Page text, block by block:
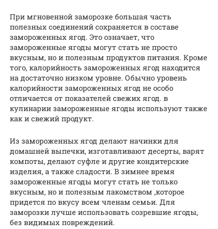
При мгновенной заморозке большая часть
полезных соединений сохраняется в составе
замороженных ягод. Это означает, что
замороженные ягоды могут стать не просто
вкусным, но и полезным продуктов питания. Кроме
того, калорийность замороженных ягод находится
на достаточно низком уровне. Обычно уровень
калорийности замороженных ягод не особо
отличается от показателей свежих ягод. в
кулинарии замороженные ягоды используют также
как и свежий продукт.
Из замороженных ягод делают начинки для
домашней выпечки, изготавливают десерты, варят
компоты, делают суфле и другие кондитерские
изделия, а также сладости. В зимнее время
замороженные ягоды могут стать не только
вкусным, но и полезным лакомством ,которое
придется по вкусу всем членам семьи. Для
заморозки лучше использовать созревшие ягоды,
без видимых повреждений.